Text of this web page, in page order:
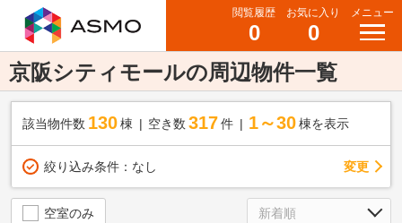
閲覧履歴
0
お気に入り
0
メニュー
京阪シティモールの周辺物件一覧
該当物件数 130棟 空き数 317 件 1～30 棟を表示
絞り込み条件： なし 変更
空室のみ